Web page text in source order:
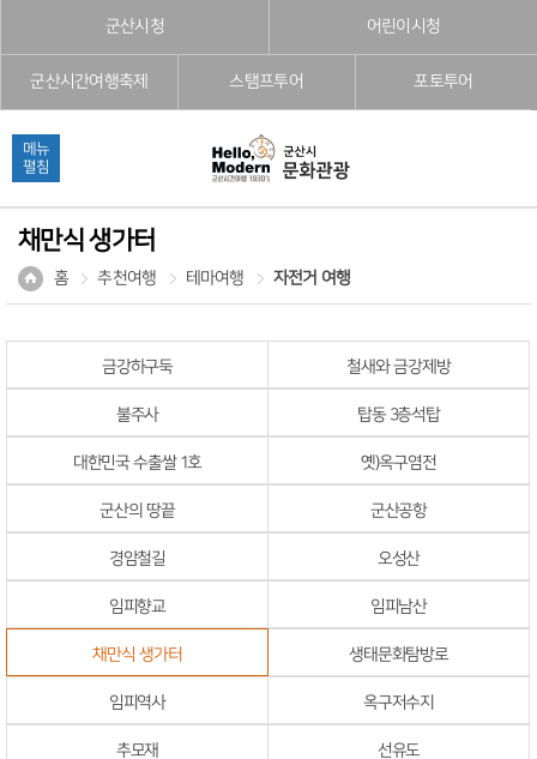
군산시청 어린이시청
군산시간여행축제 스탬프투어 포토투어
메뉴
펼침
채만식 생가터
홈 추천여행 테마여행 자전거 여행
금강하구둑 철새와 금강제방
불주사 탑동 3층석탑
대한민국 수출쌀 1호 옛)옥구염전
군산의 땅끝 군산공항
경암철길 오성산
임피향교 임피남산
채만식 생가터 생태문화탐방로
임피역사 옥구저수지
추모재 선유도